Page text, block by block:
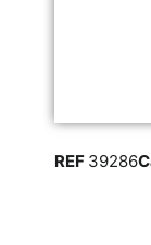
REF 39286